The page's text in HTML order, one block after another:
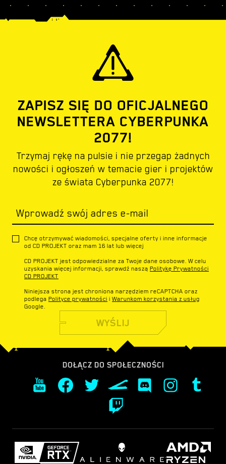
ZAPISZ SIĘ DO OFICJALNEGO
NEWSLETTERA CYBERPUNKA
2077!
Trzymaj rękę na pulsie i nie przegap żadnych
nowości i ogłoszeń w temacie gier i projektów
ze świata Cyberpunka 2077!
Wprowadź swój adres e-mail
Chcę otrzymywać wiadomości, specjalne oferty i inne informacje
od CD PROJEKT oraz mam 16 lat lub więcej
CD PROJEKT jest odpowiedzialne za Twoje dane osobowe. W celu
uzyskania więcej informacji, sprawdź naszą Politykę Prywatności
CD PROJEKT
Niniejsza strona jest chroniona narzędziem reCAPTCHA oraz
podlega Polityce prywatności i Warunkom korzystania z usług
Google.
WYŚLIJ
DOŁĄCZ DO SPOŁECZNOŚCI